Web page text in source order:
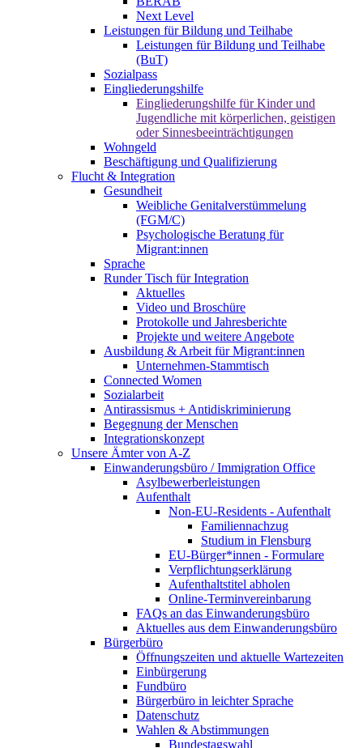
Next Level
Leistungen für Bildung und Teilhabe
Leistungen für Bildung und Teilhabe
(BuT)
Sozialpass
Eingliederungshilfe
Eingliederungshilfe für Kinder und
Jugendliche mit körperlichen, geistigen
oder Sinnesbeeinträchtigungen
Wohngeld
Beschäftigung und Qualifizierung
Flucht & Integration
Gesundheit
Weibliche Genitalverstümmelung
(FGM/C)
Psychologische Beratung für
Migrant:innen
Sprache
Runder Tisch für Integration
Aktuelles
Video und Broschüre
Protokolle und Jahresberichte
Projekte und weitere Angebote
Ausbildung & Arbeit für Migrant:innen
Unternehmen-Stammtisch
Connected Women
Sozialarbeit
Antirassismus + Antidiskriminierung
Begegnung der Menschen
Integrationskonzept
Unsere Ämter von A-Z
Einwanderungsbüro / Immigration Office
Asylbewerberleistungen
Aufenthalt
Non-EU-Residents - Aufenthalt
Familiennachzug
Studium in Flensburg
EU-Bürger*innen - Formulare
Verpflichtungserklärung
Aufenthaltstitel abholen
Online-Terminvereinbarung
FAQs an das Einwanderungsbüro
Aktuelles aus dem Einwanderungsbüro
Bürgerbüro
Öffnungszeiten und aktuelle Wartezeiten
Einbürgerung
Fundbüro
Bürgerbüro in leichter Sprache
Datenschutz
Wahlen & Abstimmungen
Bundestagswahl